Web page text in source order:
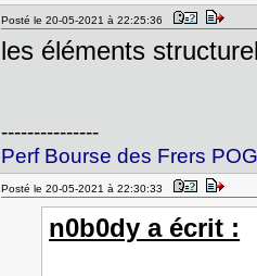
Posté le 20-05-2021 à 22:25:36
les éléments
---------------
Perf Bourse des Frers
Posté le 20-05-2021 à 22:30:33
n0b0dy a écrit :